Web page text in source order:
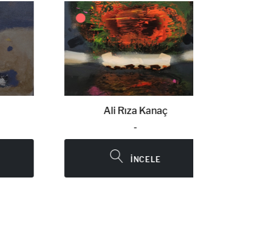
Ali Rıza Kanaç
İNCELE